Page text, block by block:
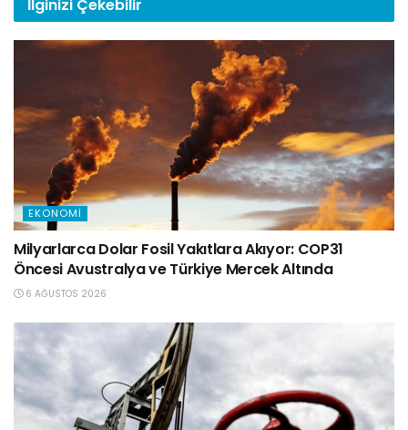
İlginizi Çekebilir
EKONOMI
Milyarlarca Dolar Fosil Yakıtlara Akıyor: COP31
Öncesi Avustralya ve Türkiye Mercek Altında
6 AĞUSTOS 2026